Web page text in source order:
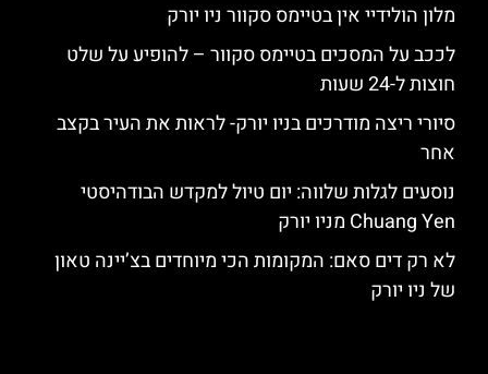
מלון הולידיי אין בטיימס סקוור ניו יורק
לככב על המסכים בטיימס סקוור – להופיע על שלט
חוצות ל-24 שעות
סיורי ריצה מודרכים בניו יורק- לראות את העיר בקצב
אחר
נוסעים לגלות שלווה: יום טיול למקדש הבודהיסטי
Chuang Yen מניו יורק
לא רק דים סאם: המקומות הכי מיוחדים בצ’יינה טאון
של ניו יורק